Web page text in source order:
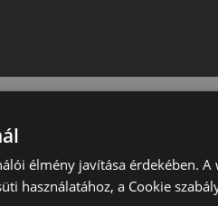
élmény javítása érdekében.
használatához, a Cookie